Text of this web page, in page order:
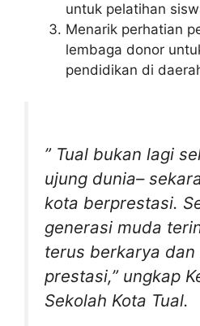
untuk pelatihan
Menarik perhatian
lembaga donor
pendidikan di
” Tual bukan lagi
ujung dunia–
kota berprestasi.
generasi muda
terus berkarya dan
prestasi,” ungkap
Sekolah Kota Tual.